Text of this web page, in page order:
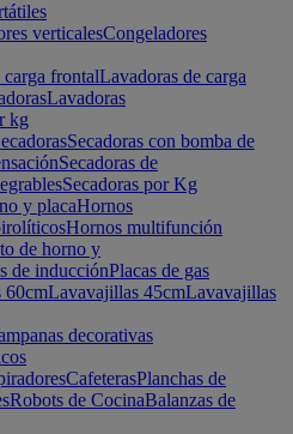
verticalesCongeladores
frontalLavadoras de carga
Lavadoras
kg
Secadoras con bomba de
Secadoras de
Secadoras por Kg
y placaHornos
Hornos multifunción
de horno y
de inducciónPlacas de gas
60cmLavavajillas 45cmLavavajillas
decorativas
CafeterasPlanchas de
Robots de CocinaBalanzas de